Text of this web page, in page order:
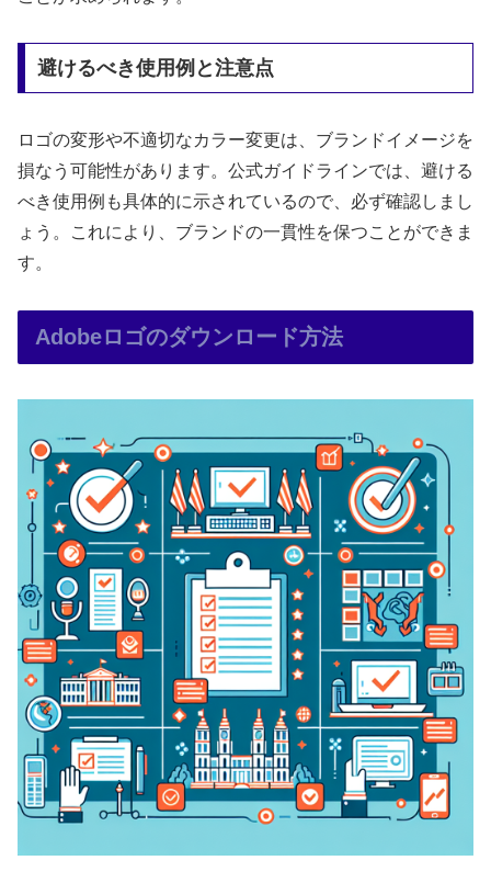
避けるべき使用例と注意点
ロゴの変形や不適切なカラー変更は、ブランドイメージを
損なう可能性があります。公式ガイドラインでは、避ける
べき使用例も具体的に示されているので、必ず確認しまし
ょう。これにより、ブランドの一貫性を保つことができま
す。
Adobeロゴのダウンロード方法